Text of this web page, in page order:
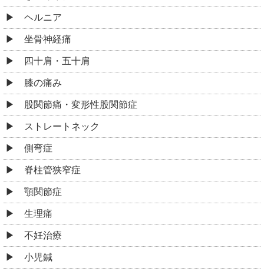
ヘルニア
坐骨神経痛
四十肩・五十肩
膝の痛み
股関節痛・変形性股関節症
ストレートネック
側弯症
脊柱管狭窄症
顎関節症
生理痛
不妊治療
小児鍼